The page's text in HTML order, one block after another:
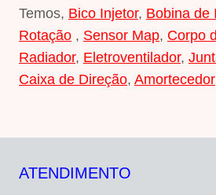
Temos, Bico Injetor, Bobina de
Rotação , Sensor Map, Corpo
Radiador, Eletroventilador,
Caixa de Direção, Amortecedor
ATENDIMENTO